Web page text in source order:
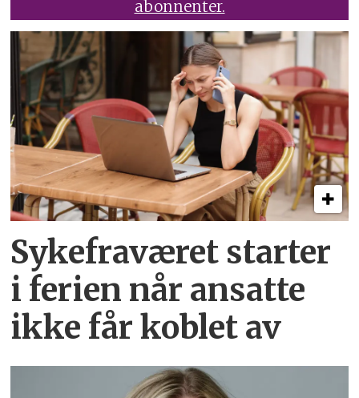
abonnenter.
Sykefraværet starter
i ferien når ansatte
ikke får koblet av